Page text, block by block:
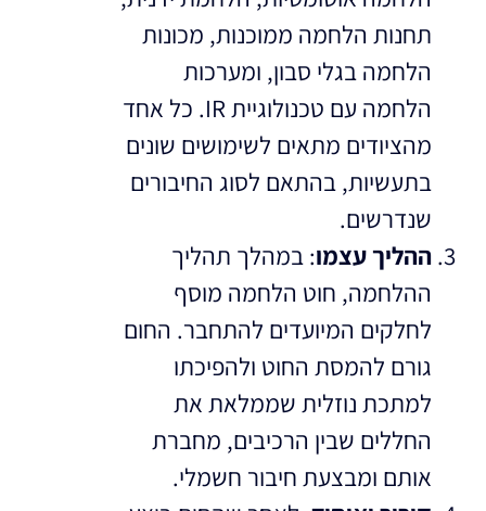
תחנות הלחמה ממוכנות, מכונות
הלחמה בגלי סבון, ומערכות
הלחמה עם טכנולוגיית IR. כל אחד
מהציודים מתאים לשימושים שונים
בתעשיות, בהתאם לסוג החיבורים
שנדרשים.
ההליך עצמו: במהלך תהליך
ההלחמה, חוט הלחמה מוסף
לחלקים המיועדים להתחבר. החום
גורם להמסת החוט ולהפיכתו
למתכת נוזלית שממלאת את
החללים שבין הרכיבים, מחברת
אותם ומבצעת חיבור חשמלי.